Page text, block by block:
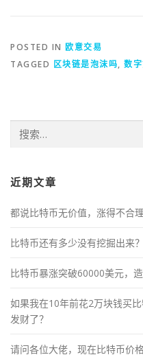
POSTED IN 欧意交易
TAGGED 区块链是泡沫吗, 数
索：
近期文章
都说比特币无价值，涨得不合
比特币还有多少没有挖掘出来？
比特币暴涨突破60000美元，
如果我在10年前花2万块钱买
发财了？
请问各位大佬，现在比特币价